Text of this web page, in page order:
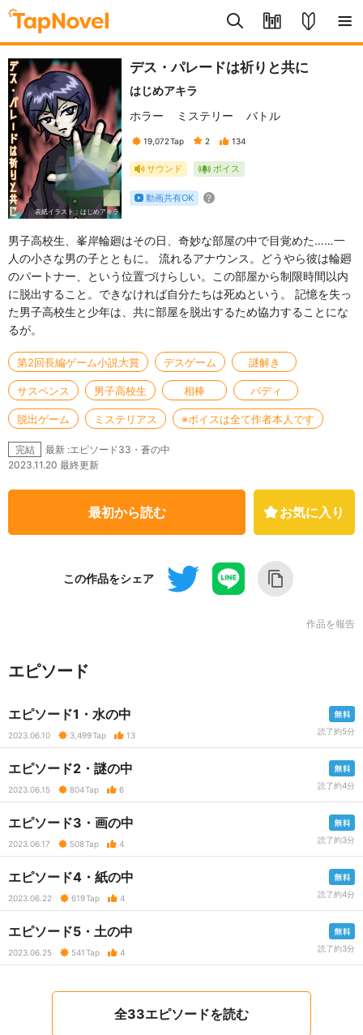
表紙イラスト：はじめアキラ
デス・パレードは祈りと共に
はじめアキラ
ホラー
ミステリー バトル
19,072Tap 2 134
サウンド ボイス
動画共有OK
男子高校生、峯岸輪廻はその日、奇妙な部屋の中で目覚めた……一
人の小さな男の子とともに。 流れるアナウンス。どうやら彼は輪廻
のパートナー、という位置づけらしい。この部屋から制限時間以内
に脱出すること。できなければ自分たちは死ぬという。 記憶を失っ
た男子高校生と少年は、共に部屋を脱出するため協力することにな
るが。
第2回長編ゲーム小説大賞 デスゲーム 謎解き
サスペンス 男子高校生 相棒 バディ
脱出ゲーム ミステリアス ※ボイスは全て作者本人です
完結
最新 :エピソード33・蒼の中
2023.11.20 最終更新
最初から読む お気に入り
この作品をシェア
作品を報告
エピソード
エピソード1・水の中
2023.06.10 3,499Tap 13 読了約5分
エピソード2・謎の中
2023.06.15 804Tap 6 読了約4分
エピソード3・画の中
2023.06.17 508Tap 4 読了約3分
エピソード4・紙の中
2023.06.22 619Tap 4 読了約4分
エピソード5・土の中
2023.06.25 541Tap 4 読了約3分
全33エピソードを読む